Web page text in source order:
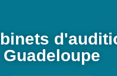
Guadeloupe